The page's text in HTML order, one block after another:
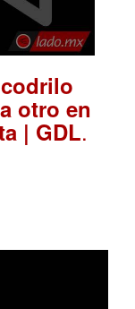
otro en
| GDL.